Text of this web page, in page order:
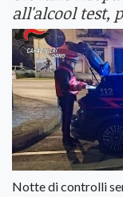
all'alcool test,
Notte di controlli